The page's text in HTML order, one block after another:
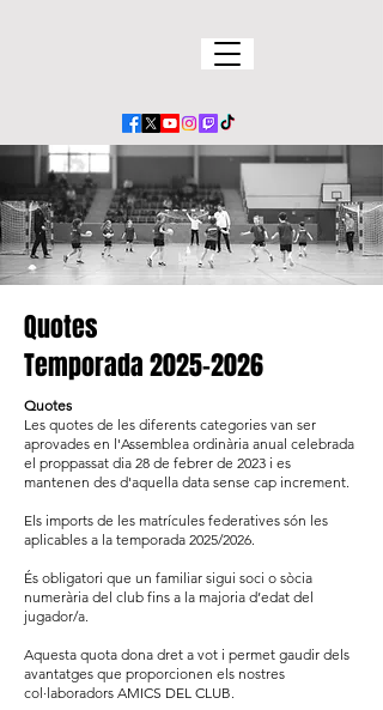
Quotes
Temporada2025-2026
Quotes
Les quotes de les diferents categories van ser
aprovades en l'Assemblea ordinària anual celebrada
el proppassat dia 28 de febrer de 2023 i es
mantenen des d'aquella data sense cap increment.
Els imports de les matrícules federatives són les
aplicables a la temporada 2025/2026.
És obligatori que un familiar sigui soci o sòcia
numerària del club fins a la majoria d’edat del
jugador/a.
Aquesta quota dona dret a vot i permet gaudir dels
avantatges que proporcionen els nostres
col·laboradors AMICS DEL CLUB.